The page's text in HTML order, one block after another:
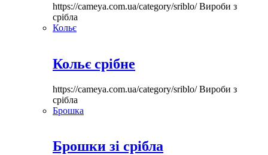
https://cameya.com.ua/category/sriblo/Вироби з
срібла
Кольє
Кольє срібне
https://cameya.com.ua/category/sriblo/Вироби з
срібла
Брошка
Брошки зі срібла